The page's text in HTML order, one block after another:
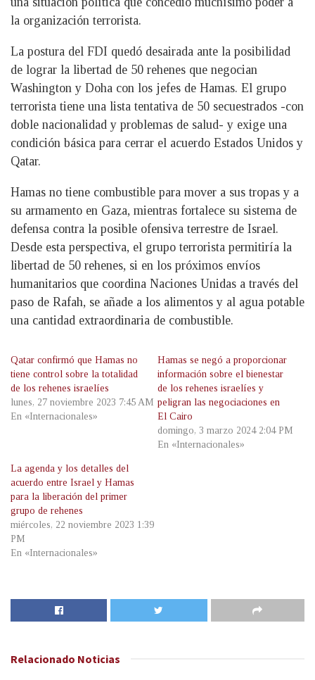
la organización terrorista.
La postura del FDI quedó desairada ante la posibilidad
de lograr la libertad de 50 rehenes que negocian
Washington y Doha con los jefes de Hamas. El grupo
terrorista tiene una lista tentativa de 50 secuestrados -con
doble nacionalidad y problemas de salud- y exige una
condición básica para cerrar el acuerdo Estados Unidos y
Qatar.
Hamas no tiene combustible para mover a sus tropas y a
su armamento en Gaza, mientras fortalece su sistema de
defensa contra la posible ofensiva terrestre de Israel.
Desde esta perspectiva, el grupo terrorista permitiría la
libertad de 50 rehenes, si en los próximos envíos
humanitarios que coordina Naciones Unidas a través del
paso de Rafah, se añade a los alimentos y al agua potable
una cantidad extraordinaria de combustible.
Qatar confirmó que Hamas no
tiene control sobre la totalidad
de los rehenes israelíes
lunes, 27 noviembre 2023 7:45 AM
En «Internacionales»
Hamas se negó a proporcionar
información sobre el bienestar
de los rehenes israelíes y
peligran las negociaciones en
El Cairo
domingo, 3 marzo 2024 2:04 PM
En «Internacionales»
La agenda y los detalles del
acuerdo entre Israel y Hamas
para la liberación del primer
grupo de rehenes
miércoles, 22 noviembre 2023 1:39
PM
En «Internacionales»
Relacionado Noticias